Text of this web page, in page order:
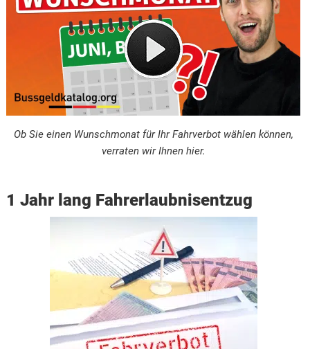
Ob Sie einen Wunschmonat für Ihr Fahrverbot wählen können,
verraten wir Ihnen hier.
1 Jahr lang Fahrerlaubnisentzug